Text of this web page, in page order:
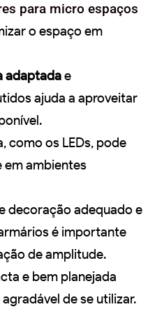
para micro espaços
o espaço em
adaptadae
ajuda a aproveitar
como os LEDs, pode
em ambientes
decoração adequado e
é importante
de amplitude.
e bem planejada
de se utilizar.